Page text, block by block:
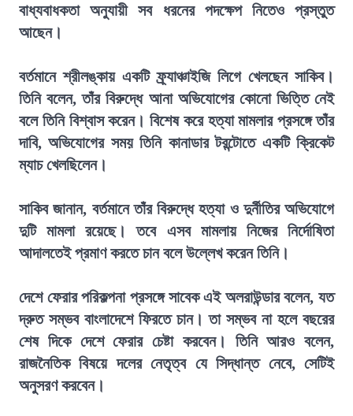
বাধ্যবাধকতা অনুযায়ী সব ধরনের পদক্ষেপ নিতেও প্রস্তুত
আছেন।
বর্তমানে শ্রীলঙ্কায় একটি ফ্র্যাঞ্চাইজি লিগে খেলছেন সাকিব।
তিনি বলেন, তাঁর বিরুদ্ধে আনা অভিযোগের কোনো ভিত্তি নেই
বলে তিনি বিশ্বাস করেন। বিশেষ করে হত্যা মামলার প্রসঙ্গে তাঁর
দাবি, অভিযোগের সময় তিনি কানাডার টরন্টোতে একটি ক্রিকেট
ম্যাচ খেলছিলেন।
সাকিব জানান, বর্তমানে তাঁর বিরুদ্ধে হত্যা ও দুর্নীতির অভিযোগে
দুটি মামলা রয়েছে। তবে এসব মামলায় নিজের নির্দোষিতা
আদালতেই প্রমাণ করতে চান বলে উল্লেখ করেন তিনি।
দেশে ফেরার পরিকল্পনা প্রসঙ্গে সাবেক এই অলরাউন্ডার বলেন, যত
দ্রুত সম্ভব বাংলাদেশে ফিরতে চান। তা সম্ভব না হলে বছরের
শেষ দিকে দেশে ফেরার চেষ্টা করবেন। তিনি আরও বলেন,
রাজনৈতিক বিষয়ে দলের নেতৃত্ব যে সিদ্ধান্ত নেবে, সেটিই
অনুসরণ করবেন।